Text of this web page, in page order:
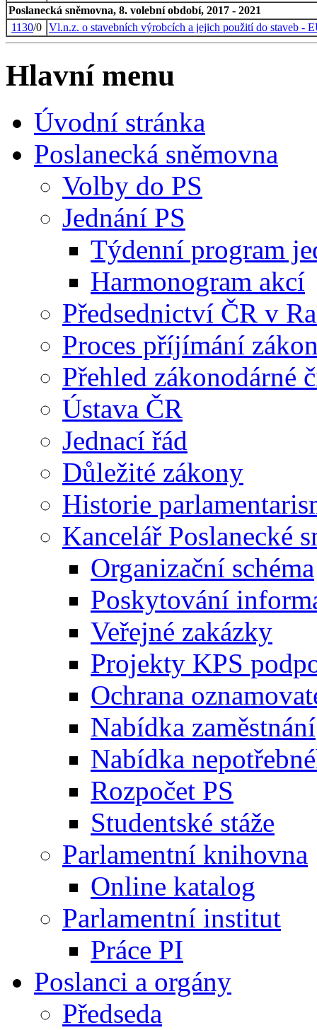
Poslanecká sněmovna, 8. volební období, 2017 - 2021
1130/0 Vl.n.z. o stavebních výrobcích a jejich použití do staveb -
Hlavní menu
Úvodní stránka
Poslanecká sněmovna
Volby do PS
Jednání PS
Týdenní program
Harmonogram akcí
Předsednictví ČR v
Proces příjímání
Přehled zákonodárné
Ústava ČR
Jednací řád
Důležité zákony
Historie
Kancelář Poslanecké
Organizační schéma
Poskytování
Veřejné zakázky
Projekty KPS
Ochrana
Nabídka zaměstnání
Nabídka
Rozpočet PS
Studentské stáže
Parlamentní knihovna
Online katalog
Parlamentní institut
Práce PI
Poslanci a orgány
Předseda